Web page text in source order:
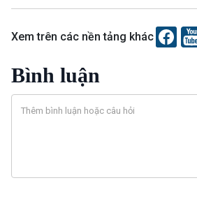
Xem trên các nền tảng khác
Bình luận